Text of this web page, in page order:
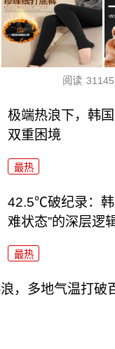
阅读 31145
极端热浪下，韩
双重困境
最热
42.5℃破纪录：韩
难状态”的深层逻
最热
，多地气温打破